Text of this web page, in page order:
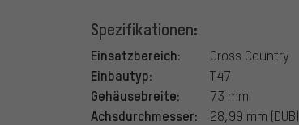
Spezifikationen:
Einsatzbereich: Cross Country
Einbautyp: T47
Gehäusebreite: 73 mm
Achsdurchmesser: 28,99 mm (DUB)